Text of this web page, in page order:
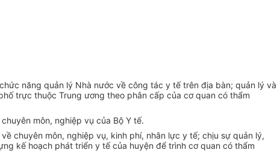
năng quản lý Nhà nước về công tác y tế trên địa bàn; quản lý và
trực thuộc Trung ương theo phân cấp của cơ quan có thẩm
môn, nghiệp vụ của Bộ Y tế.
chuyên môn, nghiệp vụ, kinh phí, nhân lực y tế; chịu sự quản lý,
kế hoạch phát triển y tế của huyện để trình cơ quan có thẩm